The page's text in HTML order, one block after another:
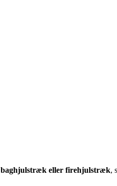
baghjulstræk eller firehjulstræk,